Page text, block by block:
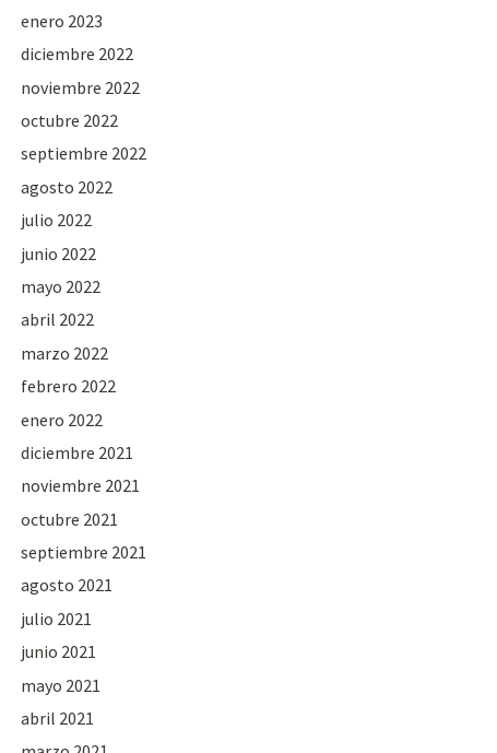
enero 2023
diciembre 2022
noviembre 2022
octubre 2022
septiembre 2022
agosto 2022
julio 2022
junio 2022
mayo 2022
abril 2022
marzo 2022
febrero 2022
enero 2022
diciembre 2021
noviembre 2021
octubre 2021
septiembre 2021
agosto 2021
julio 2021
junio 2021
mayo 2021
abril 2021